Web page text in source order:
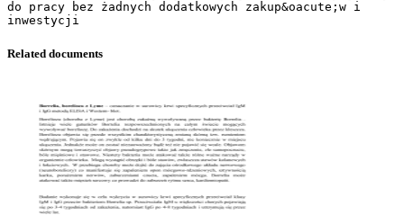
Related documents